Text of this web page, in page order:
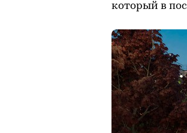
который в